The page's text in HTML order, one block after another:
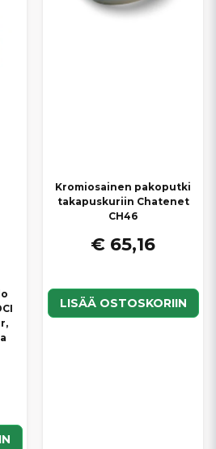
Kromiosainen pakoputki
takapuskuriin Chatenet
CH46
€ 65,16
LISÄÄ OSTOSKORIIN